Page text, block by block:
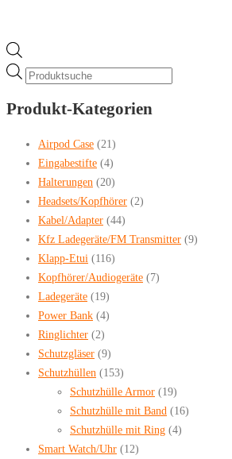
Products
Produkt-Kategorien
Airpod Case (21)
Eingabestifte (4)
Halterungen (20)
Headsets/Kopfhörer (2)
Kabel/Adapter (44)
Kfz Ladegeräte/FM Transmitter (9)
Klapp-Etui (116)
Kopfhörer/Audiogeräte (7)
Ladegeräte (19)
Power Bank (4)
Ringlichter (2)
Schutzgläser (9)
Schutzhüllen (153)
Schutzhülle Armor (19)
Schutzhülle mit Band (16)
Schutzhülle mit Ring (4)
Smart Watch/Uhr (12)